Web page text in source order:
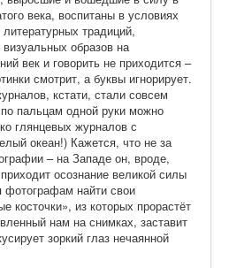
века, воспитаны в условиях
традиций,
образов на
век и говорить не приходится –
смотрит, а буквы игнорирует.
кстати, стали совсем
пальцам одной руки можно
глянцевых журналов с
океан!) Кажется, что не за
– на Западе он, вроде,
осознание великой силы
найти свои
косточки», из которых прорастёт
нам на снимках, заставит
зоркий глаз нечаянной